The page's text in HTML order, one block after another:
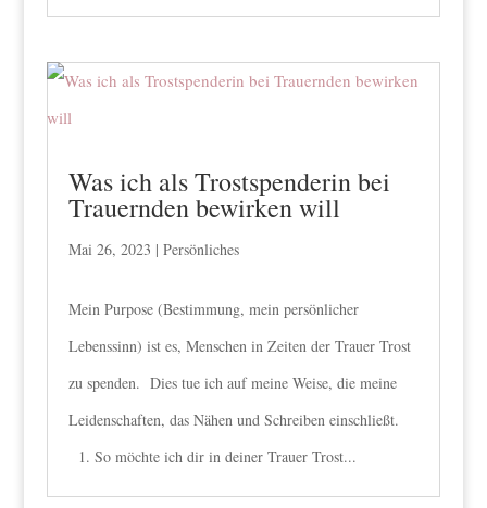
Was ich als Trostspenderin bei
Trauernden bewirken will
Mai 26, 2023 | Persönliches
Mein Purpose (Bestimmung, mein persönlicher
Lebenssinn) ist es, Menschen in Zeiten der Trauer Trost
zu spenden. Dies tue ich auf meine Weise, die meine
Leidenschaften, das Nähen und Schreiben einschließt.
1. So möchte ich dir in deiner Trauer Trost...